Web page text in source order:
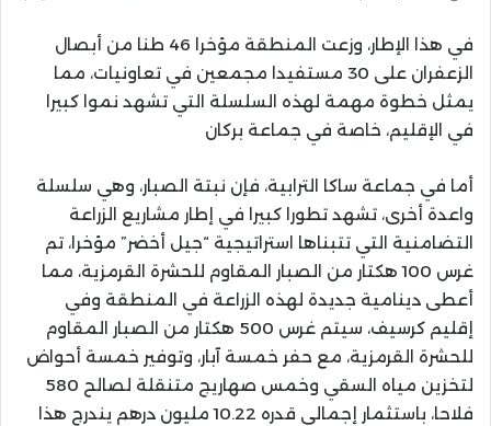
في هذا الإطار، وزعت المنطقة مؤخرا 46 طنا من أبصال
الزعفران على 30 مستفيدا مجمعين في تعاونيات، مما
يمثل خطوة مهمة لهذه السلسلة التي تشهد نموا كبيرا
في الإقليم، خاصة في جماعة بركان
أما في جماعة ساكا الترابية، فإن نبتة الصبار، وهي سلسلة
واعدة أخرى، تشهد تطورا كبيرا في إطار مشاريع الزراعة
التضامنية التي تتبناها استراتيجية “جيل أخضر” مؤخرا، تم
غرس 100 هكتار من الصبار المقاوم للحشرة القرمزية، مما
أعطى دينامية جديدة لهذه الزراعة في المنطقة وفي
إقليم كرسيف، سيتم غرس 500 هكتار من الصبار المقاوم
للحشرة القرمزية، مع حفر خمسة آبار، وتوفير خمسة أحواض
لتخزين مياه السقي وخمس صهاريج متنقلة لصالح 580
فلاحا، باستثمار إجمالي قدره 10.22 مليون درهم يندرج هذا